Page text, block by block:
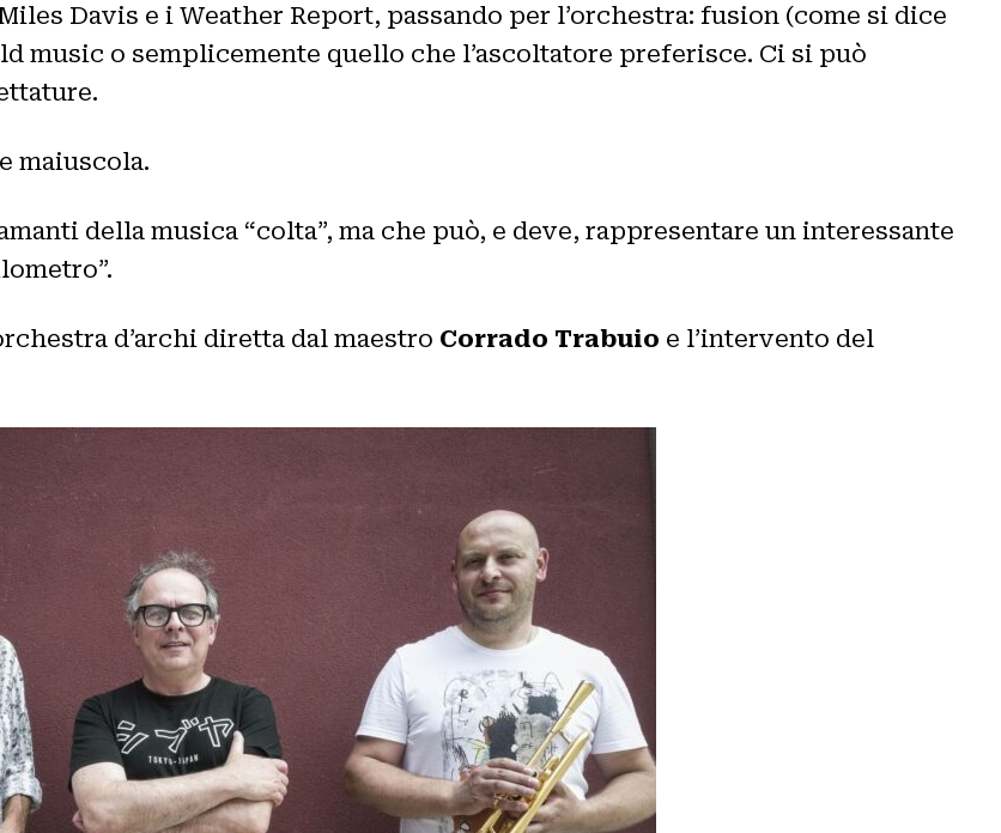
Davis e i Weather Report, passando per l’orchestra: fusion (come si dice
music o semplicemente quello che l’ascoltatore preferisce. Ci si può
maiuscola.
della musica “colta”, ma che può, e deve, rappresentare un interessante
d’archi diretta dal maestro Corrado Trabuio e l’intervento del